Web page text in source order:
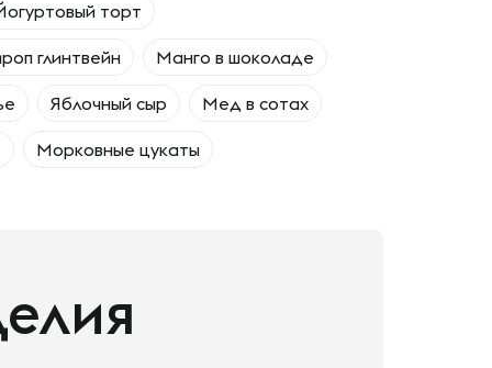
торт
глинтвейн Манго в шоколаде
Яблочный сыр Мед в сотах
Морковные цукаты